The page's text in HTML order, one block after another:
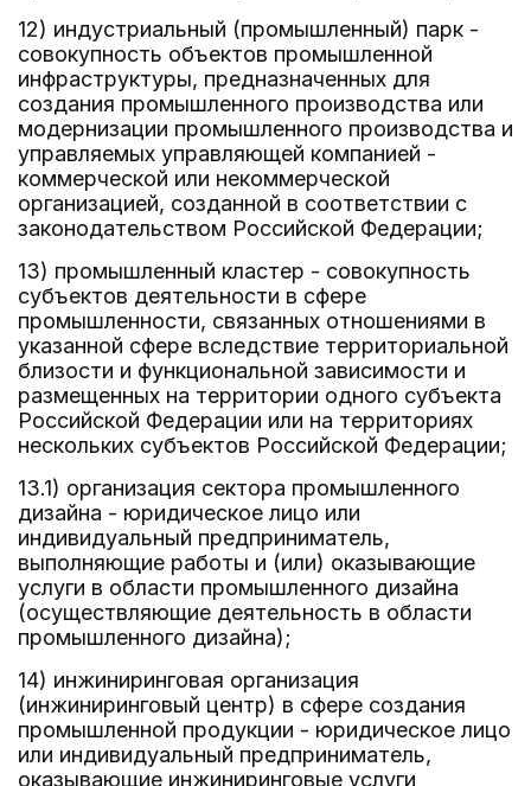
12) индустриальный (промышленный) парк -
совокупность объектов промышленной
инфраструктуры, предназначенных для
создания промышленного производства или
модернизации промышленного производства и
управляемых управляющей компанией -
коммерческой или некоммерческой
организацией, созданной в соответствии с
законодательством Российской Федерации;
13) промышленный кластер - совокупность
субъектов деятельности в сфере
промышленности, связанных отношениями в
указанной сфере вследствие территориальной
близости и функциональной зависимости и
размещенных на территории одного субъекта
Российской Федерации или на территориях
нескольких субъектов Российской Федерации;
13.1) организация сектора промышленного
дизайна - юридическое лицо или
индивидуальный предприниматель,
выполняющие работы и (или) оказывающие
услуги в области промышленного дизайна
(осуществляющие деятельность в области
промышленного дизайна);
14) инжиниринговая организация
(инжиниринговый центр) в сфере создания
промышленной продукции - юридическое лицо
или индивидуальный предприниматель,
оказывающие инжиниринговые услуги